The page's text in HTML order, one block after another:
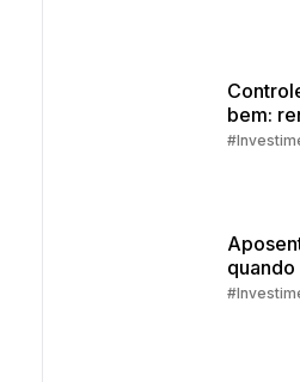
bem:
extra
quando
como